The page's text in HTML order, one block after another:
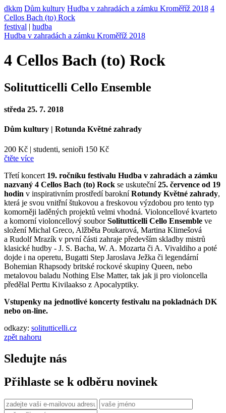
dkkm Dům kultury Hudba v zahradách a zámku Kroměříž 2018 4
Cellos Bach (to) Rock
festival | hudba
Hudba v zahradách a zámku Kroměříž 2018
4 Cellos Bach (to) Rock
Solitutticelli Cello Ensemble
středa 25. 7. 2018
Dům kultury | Rotunda Květné zahrady
200 Kč | studenti, senioři 150 Kč
čtěte více
Třetí koncert 19. ročníku festivalu Hudba v zahradách a zámku
nazvaný 4 Cellos Bach (to) Rock se uskuteční25. července od 19
hodin v inspirativním prostředí barokníRotundy Květné zahrady,
která je svou vnitřní štukovou a freskovou výzdobou pro tento typ
komorněji laděných projektů velmi vhodná. Violoncellové kvarteto
a komorní violoncellový souborSolitutticelli Cello Ensemble ve
složení Michal Greco, Alžběta Poukarová, Martina Klimešová
a Rudolf Mrazík v první části zahraje především skladby mistrů
klasické hudby - J. S. Bacha, W. A. Mozarta či A. Vivaldiho a poté
dojde i na operetu, Bugatti Step Jaroslava Ježka či legendární
Bohemian Rhapsody britské rockové skupiny Queen, nebo
metalovou baladu Nothing Else Matter, tak jak ji pro violoncella
předělal Perttu Kivilaakso z Apocalyptiky.
Vstupenky na jednotlivé koncerty festivalu na pokladnách DK
nebo on-line.
odkazy: solitutticelli.cz
zpět nahoru
Sledujte nás
Přihlaste se k odběru novinek